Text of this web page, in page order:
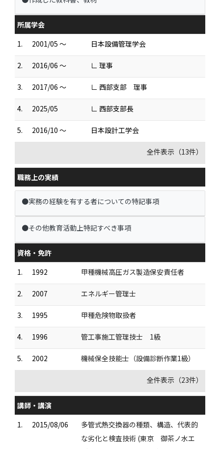
所属学会
1.
2001/05 ～ 日本設備管理学会
2. 2016/06 ～ ∟ 理事
3. 2017/06 ～ ∟ 西部支部 理事
4. 2025/05 ∟ 西部支部長
5. 2016/10 ～ 日本設計工学会
全件表示（13件）
職務上の実績
●実務の経験を有する者についての特記事項
●その他教育活動上特記すべき事項
資格・免許
1.
1992 甲種機械高圧ガス製造保安責任者
2. 2007 エネルギー管理士
3. 1995 甲種危険物取扱者
4. 1996 管工事施工管理技士 1級
5. 2002 機械保全技能士（設備診断作業1級）
全件表示（23件）
講師・講演
1.
2015/08/06
多管式熱交換器の種類、構造、代表的
な劣化と検査技術 (東京 御茶ノ水エ